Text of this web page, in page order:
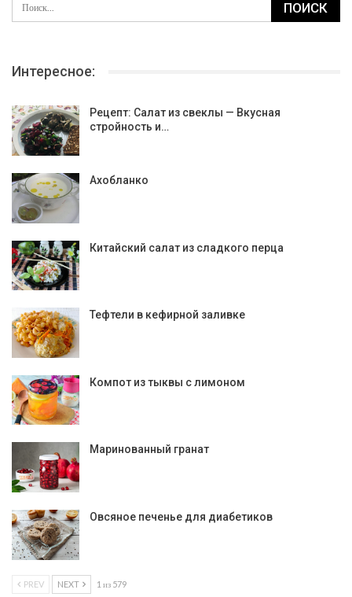
Интересное:
Рецепт: Салат из свеклы — Вкусная
стройность и…
Ахобланко
Китайский салат из сладкого перца
Тефтели в кефирной заливке
Компот из тыквы с лимоном
Маринованный гранат
Овсяное печенье для диабетиков
PREV NEXT 1 из 579